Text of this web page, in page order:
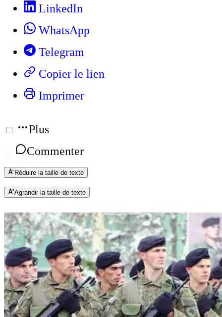
LinkedIn
WhatsApp
Telegram
Copier le lien
Imprimer
Plus
Commenter
Réduire la taille de texte
Agrandir la taille de texte